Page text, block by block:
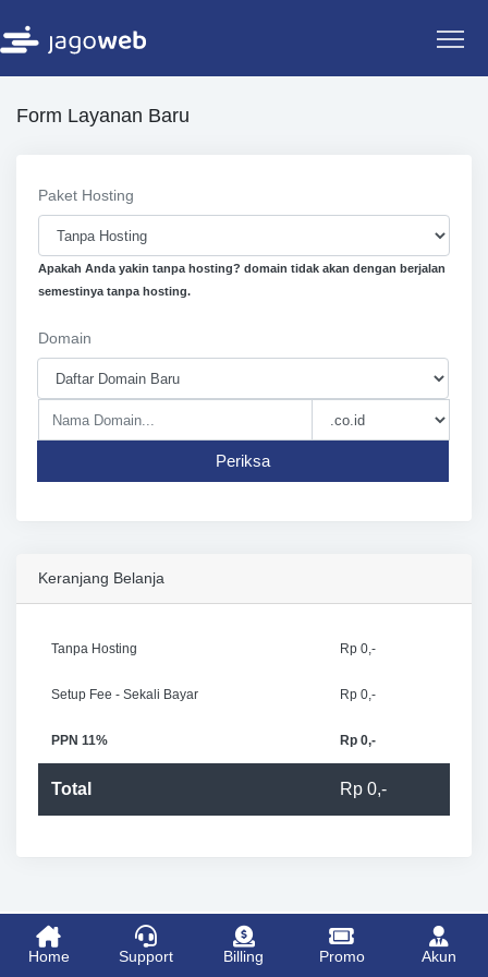
Form Layanan Baru
Paket Hosting
Apakah Anda yakin tanpa hosting? domain tidak akan dengan berjalan
semestinya tanpa hosting.
Domain
Periksa
Keranjang Belanja
Tanpa Hosting Rp 0,-
Setup Fee - Sekali Bayar Rp 0,-
PPN 11% Rp 0,-
Total Rp 0,-
Home Support Billing Promo Akun